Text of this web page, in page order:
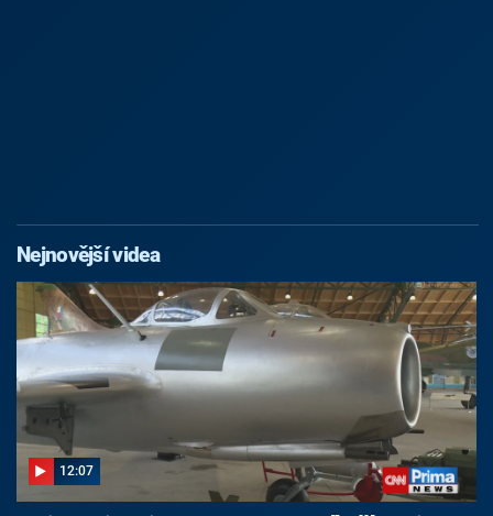
Nejnovější videa
12:07